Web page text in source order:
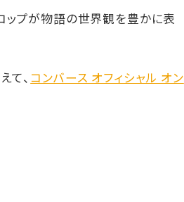
ップが物語の世界観を豊かに表
て、 コンバース オフィシャル オン